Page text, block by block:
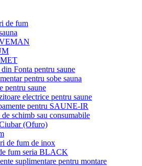
de fum
Fonta pentru saune
pentru sobe sauna
pentru saune
electrice pentru saune
pentru SAUNE-IR
de schimb sau consumabile
(Ofuro)
de fum de inox
fum seria BLACK
suplimentare pentru montare